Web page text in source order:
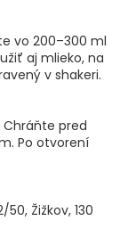
vo 200–300 ml
aj mlieko, na
v shakeri.
Chráňte pred
Po otvorení
Žižkov, 130